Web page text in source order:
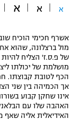
תקנון משתתפים
תקנון עבור פעילות
טניס
גיימינג E-Sports
תנאי שימוש
מדיניות פרטיות
בייסבול MLB
ספורט אתגרי
אומנויות לחימה
גיימינג E-Sports
א א א
אשרף חכימי הוכיח
מול ברצלונה, שהוא
של פ.ס.ז' הצליח
מושלמת של יכולתו
הכף לטובת קבוצתו.
אך הכמיהה בין שני
אינו שחקן קבוע
האהבה שלו עם
האידיאלית אליה שאף